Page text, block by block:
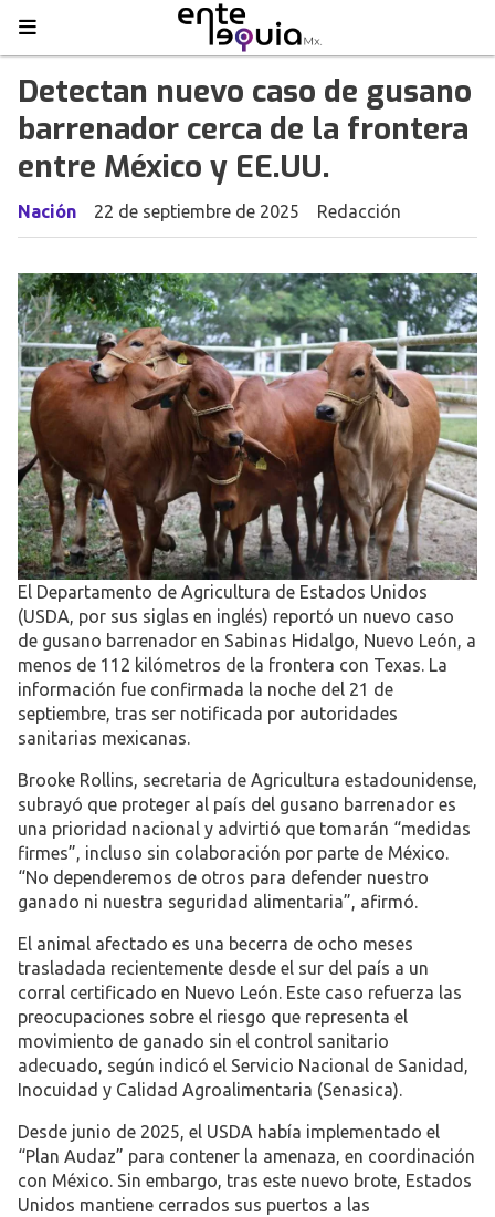
Detectan nuevo caso de gusano
barrenador cerca de la frontera
entre México y EE.UU.
Nación 22 de septiembre de 2025 Redacción
El Departamento de Agricultura de Estados Unidos
(USDA, por sus siglas en inglés) reportó un nuevo caso
de gusano barrenador en Sabinas Hidalgo, Nuevo León, a
menos de 112 kilómetros de la frontera con Texas. La
información fue confirmada la noche del 21 de
septiembre, tras ser notificada por autoridades
sanitarias mexicanas.
Brooke Rollins, secretaria de Agricultura estadounidense,
subrayó que proteger al país del gusano barrenador es
una prioridad nacional y advirtió que tomarán “medidas
firmes”, incluso sin colaboración por parte de México.
“No dependeremos de otros para defender nuestro
ganado ni nuestra seguridad alimentaria”, afirmó.
El animal afectado es una becerra de ocho meses
trasladada recientemente desde el sur del país a un
corral certificado en Nuevo León. Este caso refuerza las
preocupaciones sobre el riesgo que representa el
movimiento de ganado sin el control sanitario
adecuado, según indicó el Servicio Nacional de Sanidad,
Inocuidad y Calidad Agroalimentaria (Senasica).
Desde junio de 2025, el USDA había implementado el
“Plan Audaz” para contener la amenaza, en coordinación
con México. Sin embargo, tras este nuevo brote, Estados
Unidos mantiene cerrados sus puertos a las